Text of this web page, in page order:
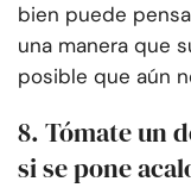
bien puede
una manera que
posible que aún
8. Tómate un
si se pone